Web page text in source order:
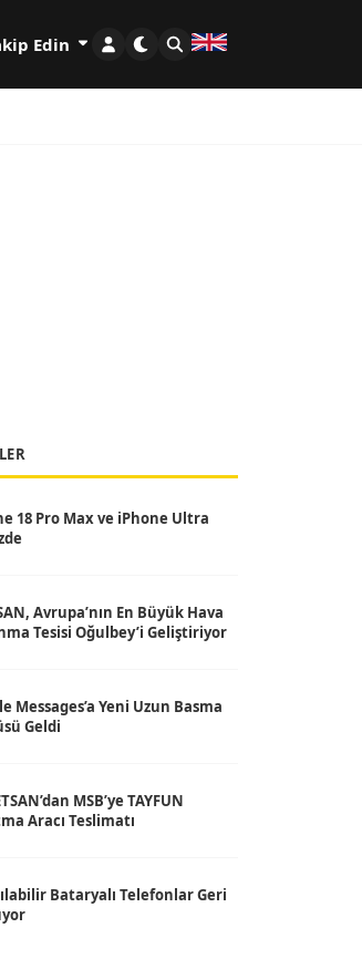
Edin
18 Pro Max ve iPhone Ultra
Avrupa’nın En Büyük Hava
Tesisi Oğulbey’i Geliştiriyor
Messages’a Yeni Uzun Basma
Geldi
MSB’ye TAYFUN
Aracı Teslimatı
Bataryalı Telefonlar Geri